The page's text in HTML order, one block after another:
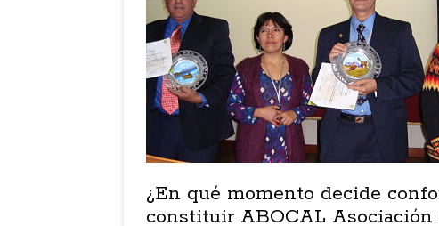
¿En qué momento decide
constituir ABOCAL